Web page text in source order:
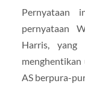
Pernyataan
pernyataan
Harris, yang
AS berpura-